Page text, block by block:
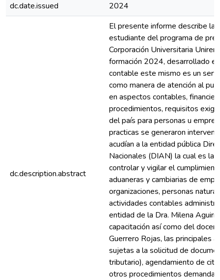
dc.date.issued
2024
dc.description.abstract
El presente informe describe
estudiante del programa de
Corporación Universitaria
formación 2024, desarrollado
contable este mismo es un
como manera de atención al
en aspectos contables,
procedimientos, requisitos
del país para personas u
practicas se generaron
acudían a la entidad pública
Nacionales (DIAN) la cual es la
controlar y vigilar el
aduaneras y cambiarias de
organizaciones, personas
actividades contables
entidad de la Dra. Milena
capacitación así como del
Guerrero Rojas, las principales
sujetas a la solicitud de
tributario), agendamiento de
otros procedimientos